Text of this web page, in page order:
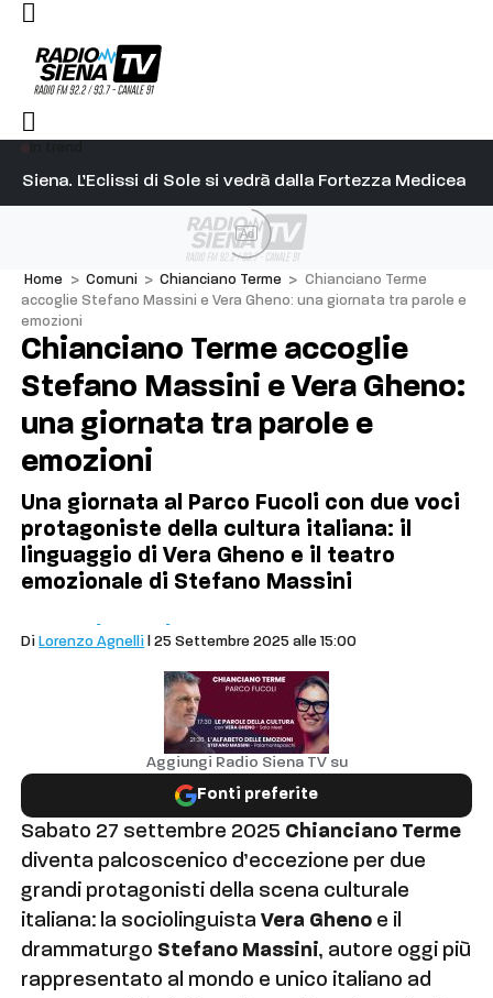
Siena. L’Eclissi di Sole si vedrà dalla Fortezza Medicea
su Diosu sono state poco corrette”
Ad
Home > Comuni > Chianciano Terme > Chianciano Terme
accoglie Stefano Massini e Vera Gheno: una giornata tra parole e
emozioni
Chianciano Terme accoglie
Stefano Massini e Vera Gheno:
una giornata tra parole e
emozioni
Una giornata al Parco Fucoli con due voci
protagoniste della cultura italiana: il
linguaggio di Vera Gheno e il teatro
emozionale di Stefano Massini
Di Lorenzo Agnelli | 25 Settembre 2025 alle 15:00
Aggiungi Radio Siena TV su
Fonti preferite
Sabato 27 settembre 2025 Chianciano Terme
diventa palcoscenico d’eccezione per due
grandi protagonisti della scena culturale
italiana: la sociolinguistaVera Gheno e il
drammaturgo Stefano Massini, autore oggi più
rappresentato al mondo e unico italiano ad